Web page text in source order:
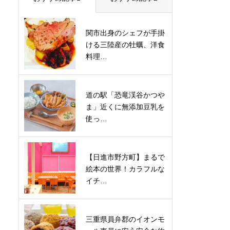
関市出身のシェフが手掛
ける三陸産の牡蠣、洋食
料理…
道の駅「恐竜渓谷かつや
ま」近くに無添加豆乳を
使っ…
【日進市野方町】まるで
絵本の世界！カラフルな
イチ…
三重県員弁郡のイオンモ